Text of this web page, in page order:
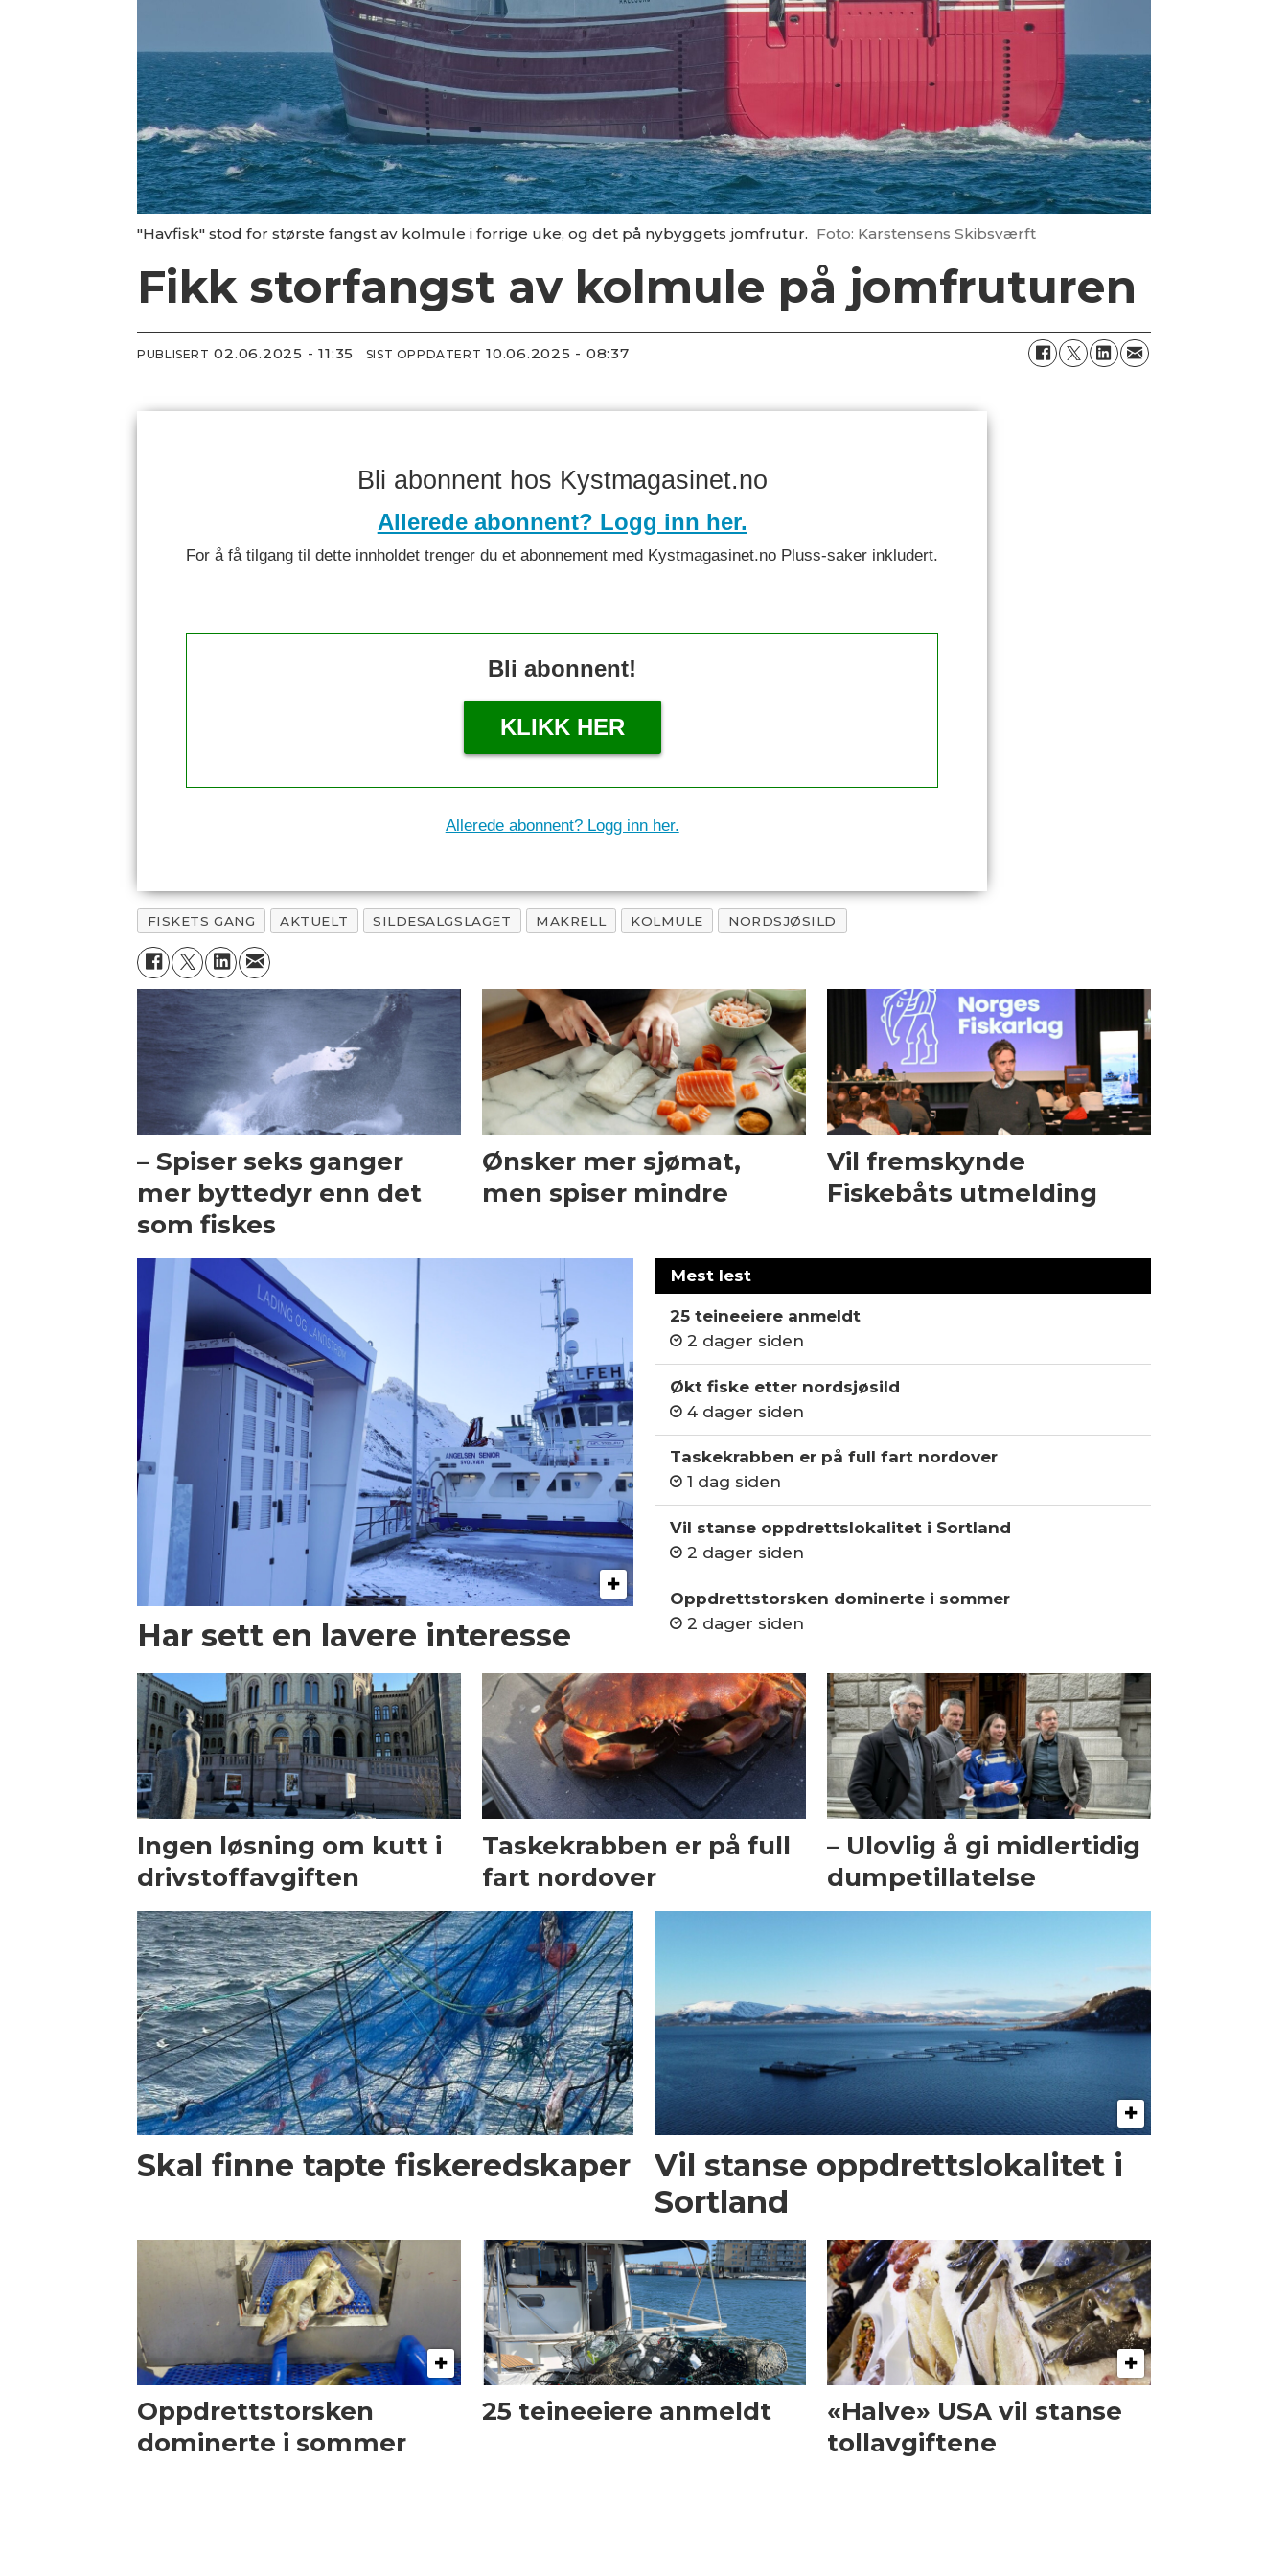
"Havfisk" stod for største fangst av kolmule i forrige uke, og det på nybyggets jomfrutur. Foto: Karstensens Skibsværft
Fikk storfangst av kolmule på jomfruturen
PUBLISERT 02.06.2025 - 11:35 SIST OPPDATERT 10.06.2025 - 08:37
Bli abonnent hos Kystmagasinet.no
Allerede abonnent? Logg inn her.
For å få tilgang til dette innholdet trenger du et abonnement med Kystmagasinet.no Pluss-saker inkludert.
Bli abonnent!
KLIKK HER
Allerede abonnent? Logg inn her.
FISKETS GANG AKTUELT SILDESALGSLAGET MAKRELL KOLMULE NORDSJØSILD
– Spiser seks ganger
mer byttedyr enn det
som fiskes
Ønsker mer sjømat,
men spiser mindre
Vil fremskynde
Fiskebåts utmelding
Har sett en lavere interesse
Mest lest
25 teineeiere anmeldt
2 dager siden
Økt fiske etter nordsjøsild
4 dager siden
Taskekrabben er på full fart nordover
1 dag siden
Vil stanse oppdrettslokalitet i Sortland
2 dager siden
Oppdrettstorsken dominerte i sommer
2 dager siden
Ingen løsning om kutt i
drivstoffavgiften
Taskekrabben er på full
fart nordover
– Ulovlig å gi midlertidig
dumpetillatelse
Skal finne tapte fiskeredskaper
Vil stanse oppdrettslokalitet i
Sortland
Oppdrettstorsken
dominerte i sommer
25 teineeiere anmeldt
«Halve» USA vil stanse
tollavgiftene